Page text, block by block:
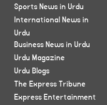
Sports News in Urdu
International News in
Urdu
Business News in Urdu
Urdu Magazine
Urdu Blogs
The Express Tribune
Express Entertainment